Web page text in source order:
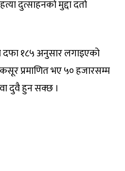
दुत्साहनको मुद्दा दर्ता
१८५ अनुसार लगाइएको
प्रमाणित भए ५० हजारसम्म
दुवै हुन सक्छ ।